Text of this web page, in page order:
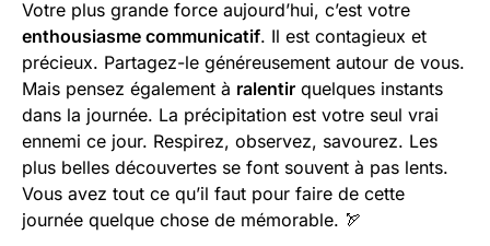
Votre plus grande force aujourd’hui, c’est votre
enthousiasme communicatif. Il est contagieux et
précieux. Partagez-le généreusement autour de vous.
Mais pensez également à ralentir quelques instants
dans la journée. La précipitation est votre seul vrai
ennemi ce jour. Respirez, observez, savourez. Les
plus belles découvertes se font souvent à pas lents.
Vous avez tout ce qu’il faut pour faire de cette
journée quelque chose de mémorable. 🏹